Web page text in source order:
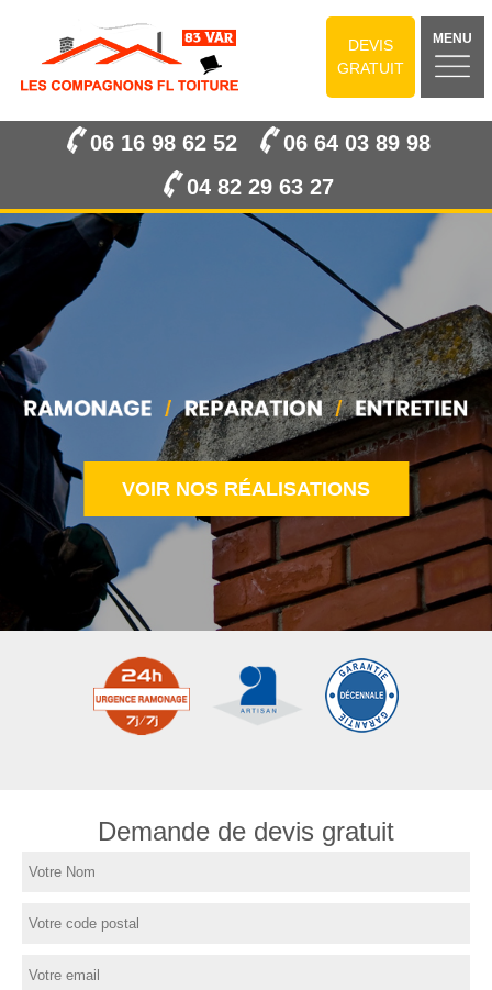
DEVIS
GRATUIT
MENU
06 16 98 62 52
06 64 03 89 98
04 82 29 63 27
VOIR NOS RÉALISATIONS
Demande de devis gratuit